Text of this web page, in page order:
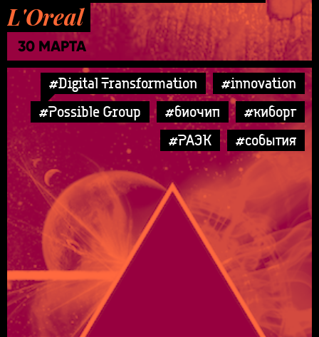
L'Oreal
30 МАРТА
#Digital Transformation
#innovation
#Possible Group
#биочип
#киборг
#РАЭК
#события